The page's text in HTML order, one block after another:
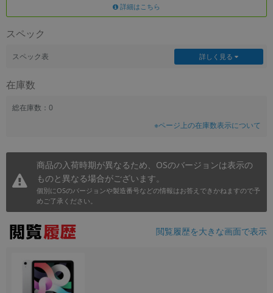
詳細はこちら
スペック
スペック表 詳しく見る
在庫数
総在庫数：0
※ページ上の在庫数表示について
商品の入荷時期が異なるため、OSのバージョンは表示の
ものと異なる場合がございます。
個別にOSのバージョンや製造番号などの情報はお答えできかねますので予
めご了承ください。
閲覧履歴を大きな画面で表示
メモリ
円 ～ 円
発売日